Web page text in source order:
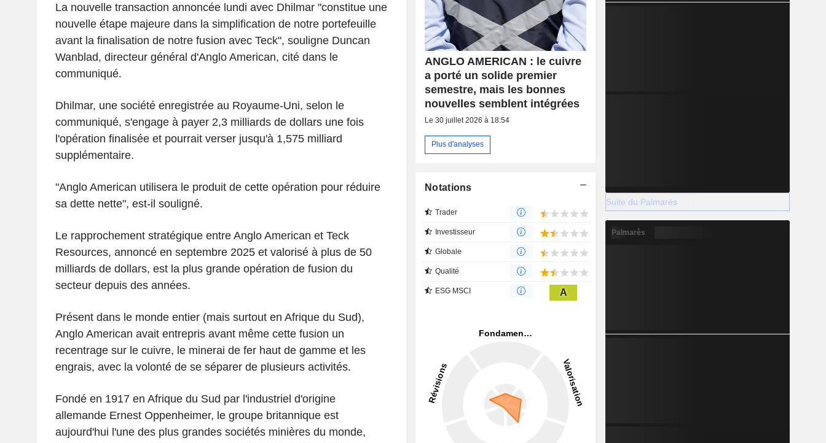
La nouvelle transaction annoncée lundi avec Dhilmar "constitue une
nouvelle étape majeure dans la simplification de notre portefeuille
avant la finalisation de notre fusion avec Teck", souligne Duncan
Wanblad, directeur général d'Anglo American, cité dans le
communiqué.
Dhilmar, une société enregistrée au Royaume-Uni, selon le
communiqué, s'engage à payer 2,3 milliards de dollars une fois
l'opération finalisée et pourrait verser jusqu'à 1,575 milliard
supplémentaire.
"Anglo American utilisera le produit de cette opération pour réduire
sa dette nette", est-il souligné.
Le rapprochement stratégique entre Anglo American et Teck
Resources, annoncé en septembre 2025 et valorisé à plus de 50
milliards de dollars, est la plus grande opération de fusion du
secteur depuis des années.
Présent dans le monde entier (mais surtout en Afrique du Sud),
Anglo American avait entrepris avant même cette fusion un
recentrage sur le cuivre, le minerai de fer haut de gamme et les
engrais, avec la volonté de se séparer de plusieurs activités.
Fondé en 1917 en Afrique du Sud par l'industriel d'origine
allemande Ernest Oppenheimer, le groupe britannique est
aujourd'hui l'une des plus grandes sociétés minières du monde,
ANGLO AMERICAN : le cuivre
a porté un solide premier
semestre, mais les bonnes
nouvelles semblent intégrées
Le 30 juillet 2026 à 18:54
Plus d'analyses
Notations
Trader
Investisseur
Globale
Qualité
ESG MSCI A
Suite du Palmarès
Palmarès